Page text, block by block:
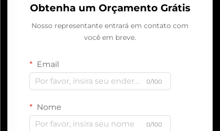
Obtenha um Orçamento Grátis
Nosso representante entrará em contato com
você em breve.
Email
0/100
Nome
0/100